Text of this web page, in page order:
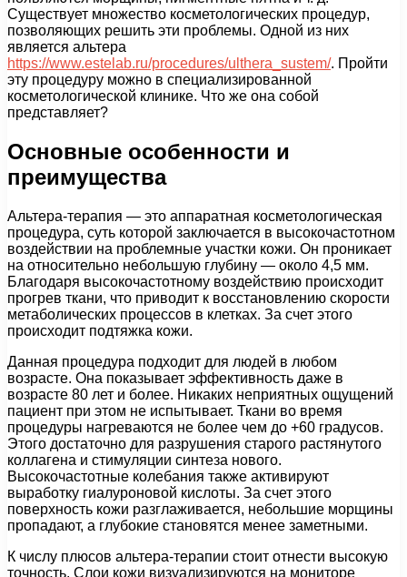
Существует множество косметологических процедур,
позволяющих решить эти проблемы. Одной из них
является альтера
https://www.estelab.ru/procedures/ulthera_sustem/. Пройти
эту процедуру можно в специализированной
косметологической клинике. Что же она собой
представляет?
Основные особенности и
преимущества
Альтера-терапия — это аппаратная косметологическая
процедура, суть которой заключается в высокочастотном
воздействии на проблемные участки кожи. Он проникает
на относительно небольшую глубину — около 4,5 мм.
Благодаря высокочастотному воздействию происходит
прогрев ткани, что приводит к восстановлению скорости
метаболических процессов в клетках. За счет этого
происходит подтяжка кожи.
Данная процедура подходит для людей в любом
возрасте. Она показывает эффективность даже в
возрасте 80 лет и более. Никаких неприятных ощущений
пациент при этом не испытывает. Ткани во время
процедуры нагреваются не более чем до +60 градусов.
Этого достаточно для разрушения старого растянутого
коллагена и стимуляции синтеза нового.
Высокочастотные колебания также активируют
выработку гиалуроновой кислоты. За счет этого
поверхность кожи разглаживается, небольшие морщины
пропадают, а глубокие становятся менее заметными.
К числу плюсов альтера-терапии стоит отнести высокую
точность. Слои кожи визуализируются на мониторе